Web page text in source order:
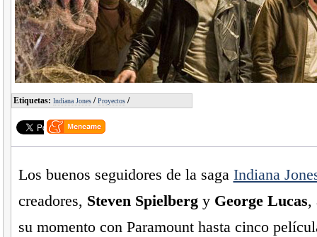
Etiquetas: Indiana Jones/Proyectos/
Los buenos seguidores de la saga Indiana
creadores, Steven Spielbergy George Lucas,
su momento con Paramount hasta cinco